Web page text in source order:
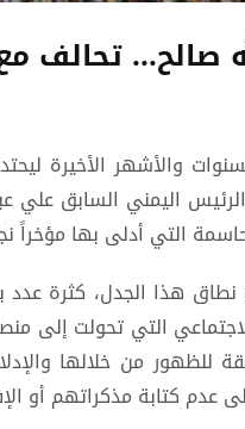
صالح... تحالف
والأشهر الأخيرة
اليمني السابق علي
التي أدلى بها مؤخراً
هذا الجدل، كثرة عدد
التي تحولت إلى
للظهور من خلالها
عدم كتابة مذكراتهم أو